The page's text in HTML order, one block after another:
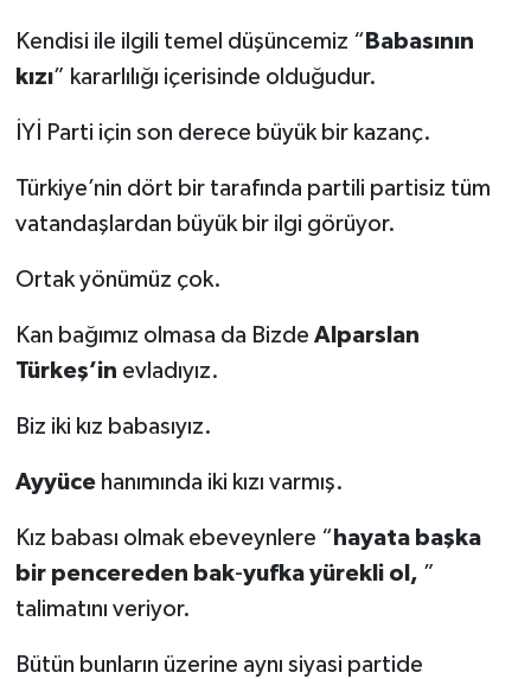
Kendisi ile ilgili temel düşüncemiz “ Babasının
kızı” kararlılığı içerisinde olduğudur.
İYİ Parti için son derece büyük bir kazanç.
Türkiye’nin dört bir tarafında partili partisiz tüm
vatandaşlardan büyük bir ilgi görüyor.
Ortak yönümüz çok.
Kan bağımız olmasa da Bizde Alparslan
Türkeş’in evladıyız.
Biz iki kız babasıyız.
Ayyücehanımında iki kızı varmış.
Kız babası olmak ebeveynlere “ hayata başka
bir pencereden bak-yufka yürekli ol, ”
talimatını veriyor.
Bütün bunların üzerine aynı siyasi partide